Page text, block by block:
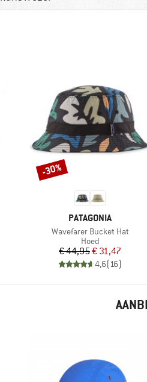
MERK
PATAGONIA
Artikel
Wavefarer Bucket Hat
Productgroep
Hoed
Prijs
€ 44,95Verlaagde prijs
€ 31,47
4,6(16)
Korting
-30%